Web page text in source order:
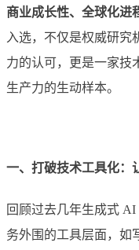
商业成长性、 全球化进
入选，不仅是权威研究
力的认可，更是一家技
生产力的生动样本。
一、打破技术工具化：
回顾过去几年生成式
务外围的工具层面，如